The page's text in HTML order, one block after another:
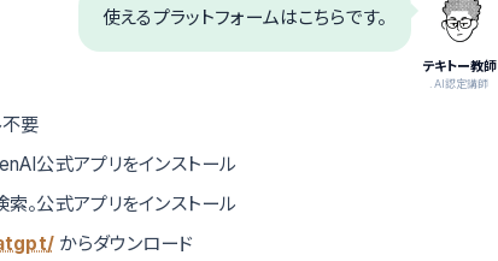
テキトー教師
.AI認定講師
使えるプラットフォームはこちらです。
不要
公式アプリをインストール
。公式アプリをインストール
からダウンロード